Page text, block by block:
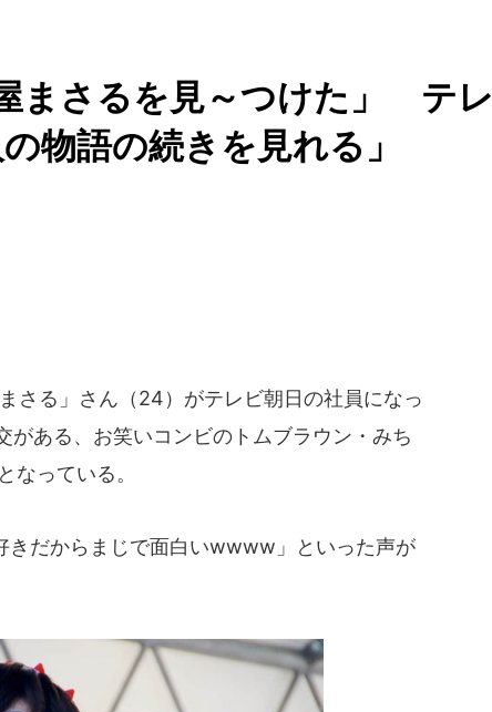
まさるを見～つけた」 テレ
物語の続きを見れる」
さる」さん（24）がテレビ朝日の社員になっ
がある、お笑いコンビのトムブラウン・みち
なっている。
だからまじで面白いwwww」といった声が